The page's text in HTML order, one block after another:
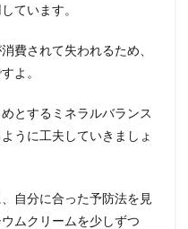
ています。
費されて失われるため、
よ。
とするミネラルバランス
うに工夫していきましょ
自分に合った予防法を見
ムクリームを少しずつ